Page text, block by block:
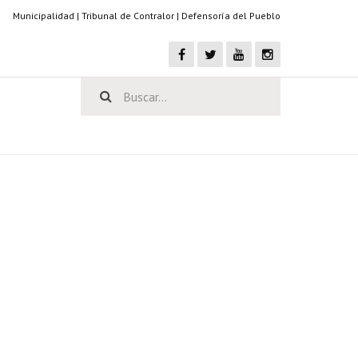
Municipalidad | Tribunal de Contralor | Defensoría del Pueblo